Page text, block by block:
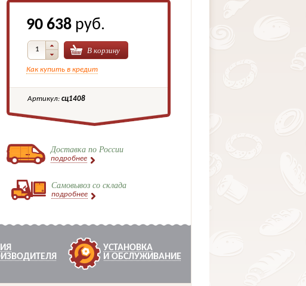
90 638 руб.
В корзину
Как купить в кредит
Артикул: сц1408
Доставка по России
подробнее
Самовывоз со склада
подробнее
УСТАНОВКА
И ОБСЛУЖИВАНИЕ